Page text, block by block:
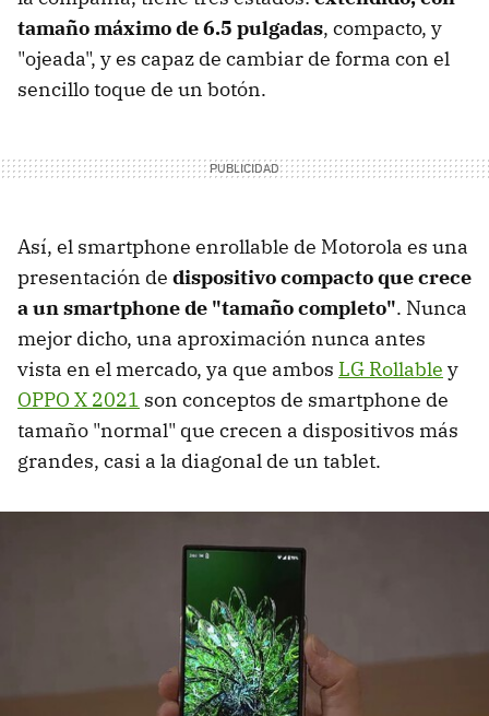
tamaño máximo de 6.5 pulgadas, compacto, y
"ojeada", y es capaz de cambiar de forma con el
sencillo toque de un botón.
Así, el smartphone enrollable de Motorola es una
presentación de dispositivo compacto que crece
a un smartphone de "tamaño completo". Nunca
mejor dicho, una aproximación nunca antes
vista en el mercado, ya que ambos LG Rollable y
OPPO X 2021 son conceptos de smartphone de
tamaño "normal" que crecen a dispositivos más
grandes, casi a la diagonal de un tablet.